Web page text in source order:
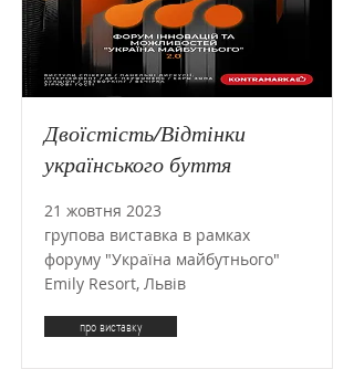
Двоїстість/Відтінки
українського буття
21 жовтня 2023
групова виставка в рамках
форуму "Україна майбутнього"
Emily Resort, Львів
про виставку